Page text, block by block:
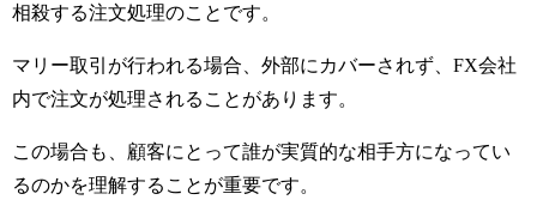
相殺する注文処理のことです。
マリー取引が行われる場合、外部にカバーされず、FX会社
内で注文が処理されることがあります。
この場合も、顧客にとって誰が実質的な相手方になってい
るのかを理解することが重要です。